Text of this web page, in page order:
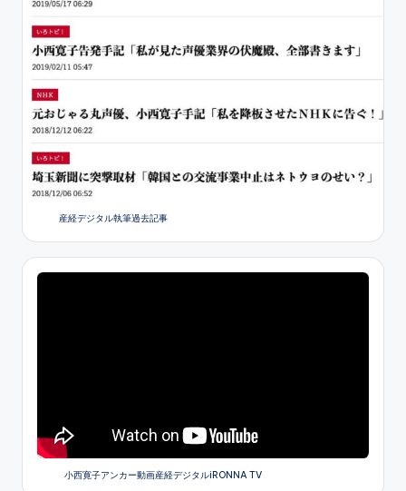
産経デジタル執筆過去記事
小西寛子アンカー動画産経デジタルiRONNA TV